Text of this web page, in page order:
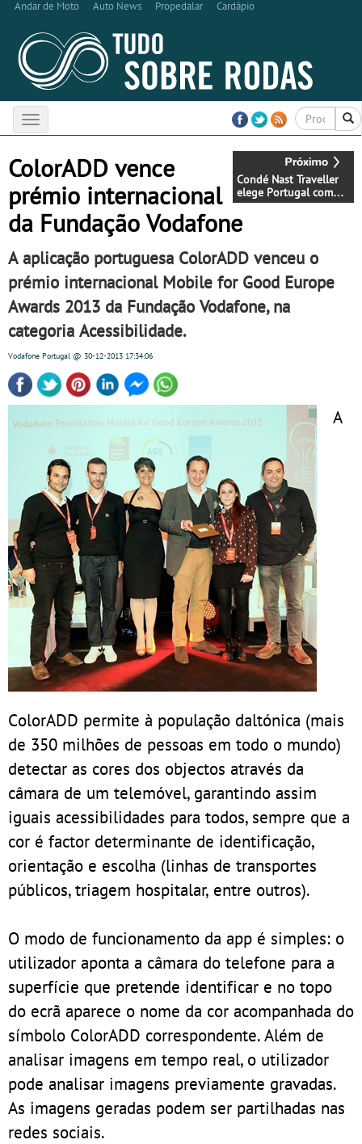
Andar de Moto Auto News Propedalar Cardápio
Toggle
navigation
Condé Nast Traveller
elege Portugal como
melhor destino do
mundo para se viajar
ColorADD vence
prémio internacional
da Fundação Vodafone
A aplicação portuguesa ColorADD venceu o
prémio internacional Mobile for Good Europe
Awards 2013 da Fundação Vodafone, na
categoria Acessibilidade.
Vodafone Portugal @ 30-12-2013 17:34:06
A
ColorADD permite à população daltónica (mais
de 350 milhões de pessoas em todo o mundo)
detectar as cores dos objectos através da
câmara de um telemóvel, garantindo assim
iguais acessibilidades para todos, sempre que a
cor é factor determinante de identificação,
orientação e escolha (linhas de transportes
públicos, triagem hospitalar, entre outros).
O modo de funcionamento da app é simples: o
utilizador aponta a câmara do telefone para a
superfície que pretende identificar e no topo
do ecrã aparece o nome da cor acompanhada do
símbolo ColorADD correspondente. Além de
analisar imagens em tempo real, o utilizador
pode analisar imagens previamente gravadas.
As imagens geradas podem ser partilhadas nas
redes sociais.